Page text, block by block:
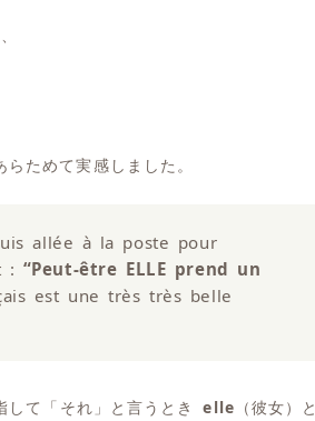
ためて実感しました。
allée à la poste pour
: “Peut-être ELLE prend un
est une très très belle
して「それ」と言うときelle （彼女）と